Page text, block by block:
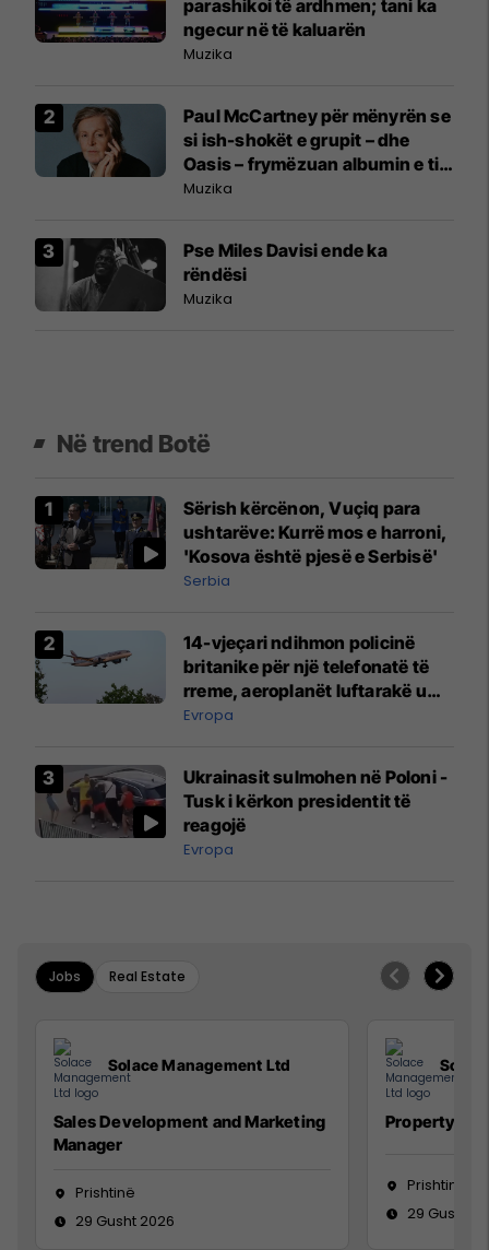
parashikoi të ardhmen; tani ka
ngecur në të kaluarën
Muzika
Paul McCartney për mënyrën se
si ish-shokët e grupit – dhe
Oasis – frymëzuan albumin e tij
të ri nostalgjik
Muzika
Pse Miles Davisi ende ka
rëndësi
Muzika
Në trend Botë
Sërish kërcënon, Vuçiq para
ushtarëve: Kurrë mos e harroni,
'Kosova është pjesë e Serbisë'
Serbia
14-vjeçari ndihmon policinë
britanike për një telefonatë të
rreme, aeroplanët luftarakë u
ngritën në ajër për të
Mançesterit
Evropa
Ukrainasit sulmohen në Poloni -
Tusk i kërkon presidentit të
reagojë
Evropa
Jobs Real Estate
Solace Management Ltd
Sales Development and Marketing
Manager
Prishtinë
29 Gusht 2026
Property
Prishtinë
29 Gusht